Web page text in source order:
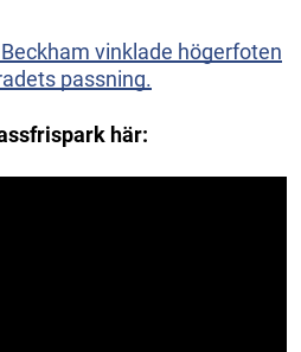
vinklade högerfoten
passning.
här: